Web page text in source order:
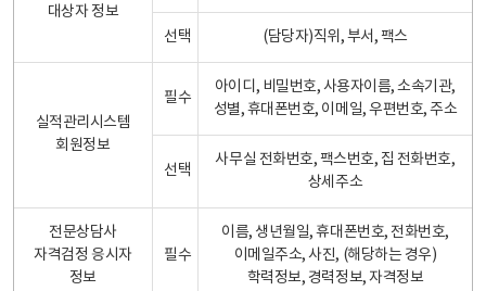
대상자 정보
선택 (담당자)직위, 부서, 팩스
실적관리시스템
회원정보
필수
아이디, 비밀번호, 사용자이름, 소속기관,
성별, 휴대폰번호, 이메일, 우편번호, 주소
선택
사무실 전화번호, 팩스번호, 집 전화번호,
상세주소
전문상담사
자격검정 응시자
정보
필수
이름, 생년월일, 휴대폰번호, 전화번호,
이메일주소, 사진, (해당하는 경우)
학력정보, 경력정보, 자격정보